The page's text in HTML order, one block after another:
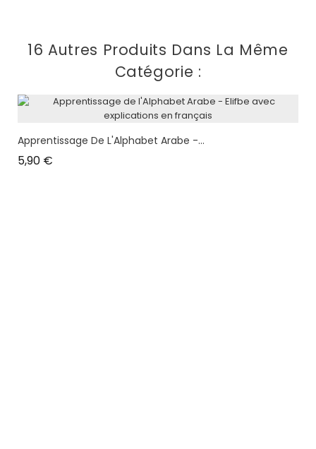
16 Autres Produits Dans La Même
Catégorie :
Apprentissage De L'Alphabet Arabe -...
5,90 €